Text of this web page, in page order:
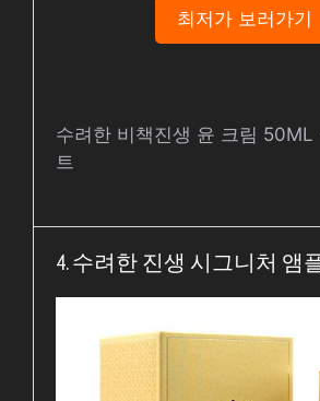
최저가 보러가기
수려한 비책진생 윤 크림 50ML
트
4. 수려한 진생 시그니처 앰플